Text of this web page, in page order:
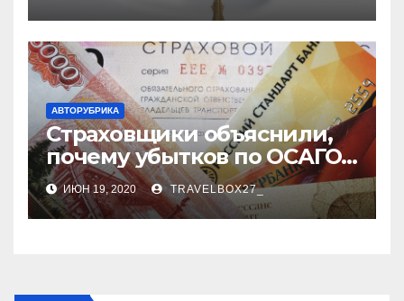
АВТОРУБРИКА
Страховщики объяснили,
почему убытков по ОСАГО
стало меньше
ИЮН 19, 2020 TRAVELBOX27_